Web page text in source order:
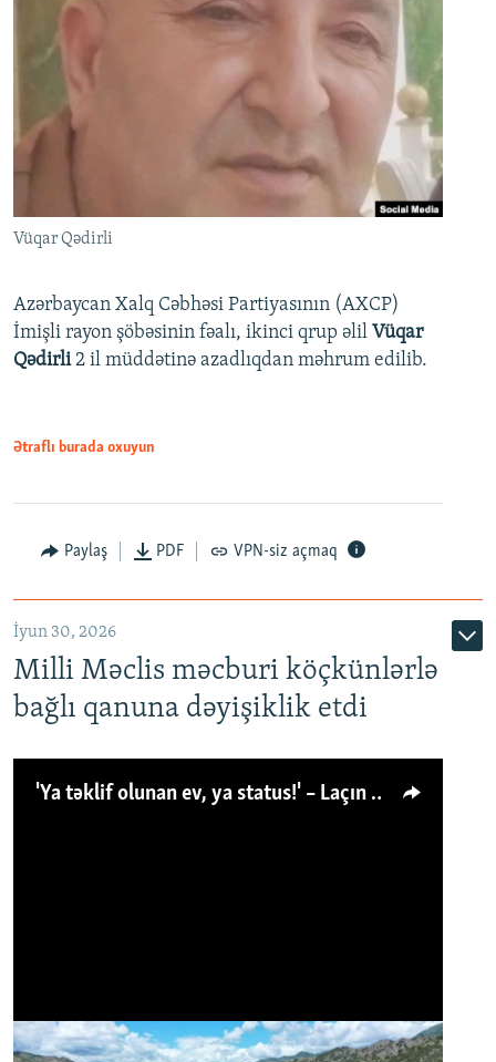
Vüqar Qədirli
Azərbaycan Xalq Cəbhəsi Partiyasının (AXCP)
İmişli rayon şöbəsinin fəalı, ikinci qrup əlil Vüqar
Qədirli2 il müddətinə azadlıqdan məhrum edilib.
Ətraflı burada oxuyun
Paylaş PDF VPN-siz açmaq
İyun 30, 2026
Milli Məclis məcburi köçkünlərlə
bağlı qanuna dəyişiklik etdi
'Ya təklif olunan ev, ya status!' – Laçın köçkünü: 'Laçından başqa heç hara!'